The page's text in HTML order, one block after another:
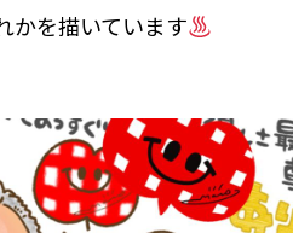
かを描いています